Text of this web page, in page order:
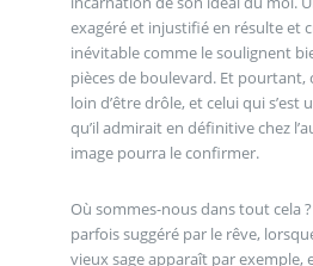
exagéré et injustifié en résulte et
inévitable comme le soulignent
pièces de boulevard. Et
loin d’être drôle, et celui qui
qu’il admirait en définitive chez
image pourra le confirmer.
Où sommes-nous dans tout cela
parfois suggéré par le rêve,
vieux sage apparaît par exemple,